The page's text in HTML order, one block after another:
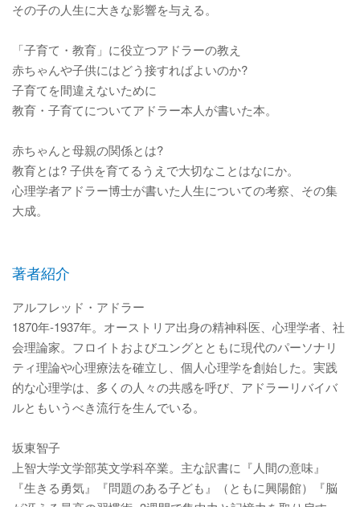
その子の人生に大きな影響を与える。
「子育て・教育」に役立つアドラーの教え
赤ちゃんや子供にはどう接すればよいのか?
子育てを間違えないために
教育・子育てについてアドラー本人が書いた本。
赤ちゃんと母親の関係とは?
教育とは? 子供を育てるうえで大切なことはなにか。
心理学者アドラー博士が書いた人生についての考察、その集
大成。
著者紹介
アルフレッド・アドラー
1870年‐1937年。オーストリア出身の精神科医、心理学者、社
会理論家。フロイトおよびユングとともに現代のパーソナリ
ティ理論や心理療法を確立し、個人心理学を創始した。実践
的な心理学は、多くの人々の共感を呼び、アドラーリバイバ
ルともいうべき流行を生んでいる。
坂東智子
上智大学文学部英文学科卒業。主な訳書に『人間の意味』
『生きる勇気』『問題のある子ども』（ともに興陽館）『脳